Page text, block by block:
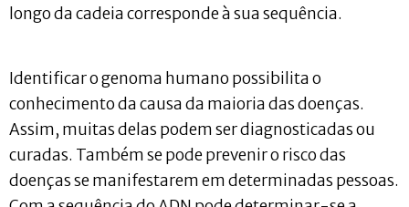
longo da cadeia corresponde à sua sequência.
Identificar o genoma humano possibilita o
conhecimento da causa da maioria das doenças.
Assim, muitas delas podem ser diagnosticadas ou
curadas. Também se pode prevenir o risco das
doenças se manifestarem em determinadas pessoas.